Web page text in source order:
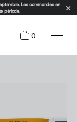
Les commandes en
période.
0